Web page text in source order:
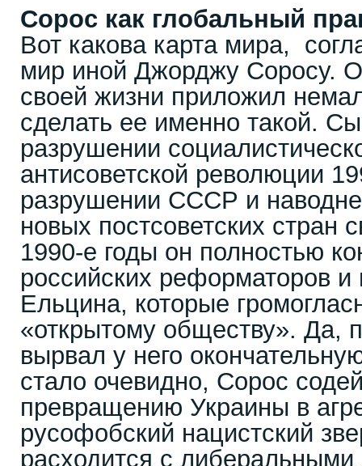
Сорос как глобальный
Вот какова карта мира,
мир иной Джорджу Соросу.
своей жизни приложил
сделать ее именно такой.
разрушении
антисоветской революции
разрушении СССР и
новых постсоветских стран
1990-е годы он полностью
российских реформаторов и
Ельцина, которые
«открытому обществу». Да,
вырвал у него
стало очевидно, Сорос
превращению Украины в
русофобский нацистский
расходится с либеральными